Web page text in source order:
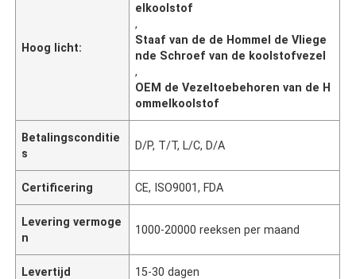
Hoog licht:
elkoolstof
,
Staaf van de de Hommel de Vliege
nde Schroef van de koolstofvezel
,
OEM de Vezeltoebehoren van de H
ommelkoolstof
Betalingsconditie
s
D/P, T/T, L/C, D/A
Certificering CE, ISO9001, FDA
Levering vermoge
n
1000-20000 reeksen per maand
Levertijd 15-30 dagen